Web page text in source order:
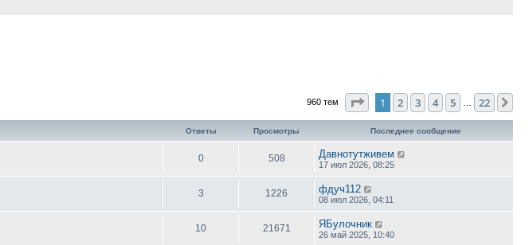
960 тем Страница1 из 22
1 2 3 4 5 22
Ответы Просмотры Последнее сообщение
0 508 Давнотутживем
17 июл 2026, 08:25
3 1226 фдуч112
08 июл 2026, 04:11
10 21671 ЯБулочник
26 май 2025, 10:40